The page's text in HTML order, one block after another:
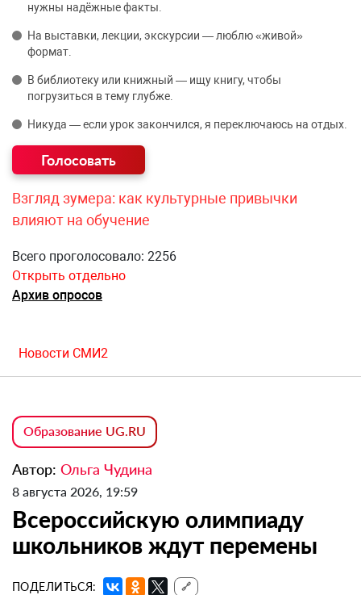
нужны надёжные факты.
На выставки, лекции, экскурсии — люблю «живой»
формат.
В библиотеку или книжный — ищу книгу, чтобы
погрузиться в тему глубже.
Никуда — если урок закончился, я переключаюсь на отдых.
Взгляд зумера: как культурные привычки
влияют на обучение
Всего проголосовало: 2256
Открыть отдельно
Архив опросов
Новости СМИ2
Образование UG.RU
Автор: Ольга Чудина
8 августа 2026, 19:59
Всероссийскую олимпиаду
школьников ждут перемены
ПОДЕЛИТЬСЯ: 🔗